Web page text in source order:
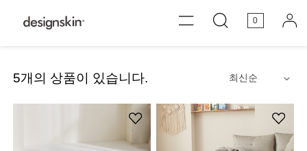
0
5개의 상품이 있습니다.